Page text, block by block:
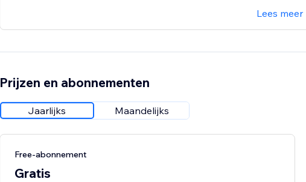
Lees meer
Prijzen en abonnementen
Jaarlijks Maandelijks
Free-abonnement
Gratis